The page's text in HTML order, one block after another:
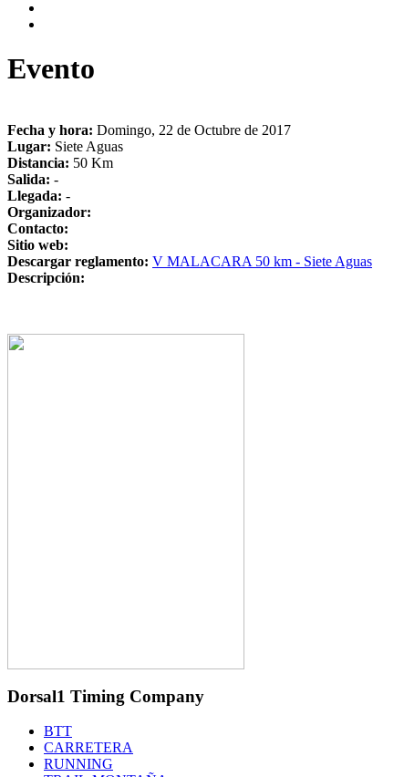
Evento
Fecha y hora: Domingo, 22 de Octubre de 2017
Lugar: Siete Aguas
Distancia: 50 Km
Salida: -
Llegada: -
Organizador:
Contacto:
Sitio web:
Descargar reglamento: V MALACARA 50 km - Siete Aguas
Descripción:
Dorsal1 Timing Company
BTT
CARRETERA
RUNNING